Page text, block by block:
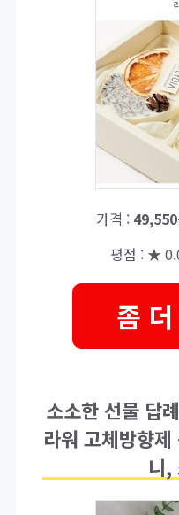
가격 :
평점 : ★
좀
소소한 선물 답
라워 고체방향
니,